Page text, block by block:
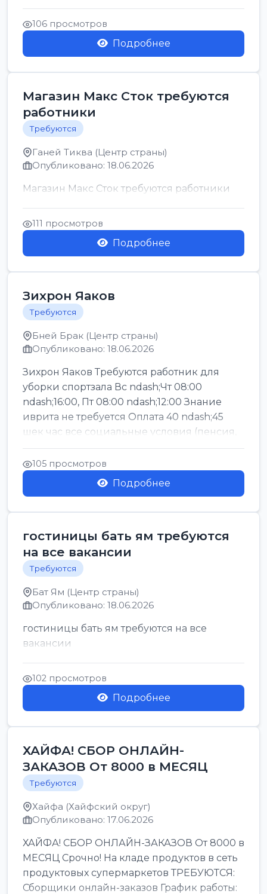
позицию возможна дом...
106 просмотров
Подробнее
Магазин Макс Сток требуются
работники
Требуются
Ганей Тиква (Центр страны)
Опубликовано: 18.06.2026
Магазин Макс Сток требуются работники
111 просмотров
Подробнее
Зихрон Яаков
Требуются
Бней Брак (Центр страны)
Опубликовано: 18.06.2026
Зихрон Яаков Требуются работник для
уборки спортзала Вс ndash;Чт 08:00
ndash;16:00, Пт 08:00 ndash;12:00 Знание
иврита не требуется Оплата 40 ndash;45
шек час все социальные условия (пенсия,
керен ишт...
105 просмотров
Подробнее
гостиницы бать ям требуются
на все вакансии
Требуются
Бат Ям (Центр страны)
Опубликовано: 18.06.2026
гостиницы бать ям требуются на все
вакансии
102 просмотров
Подробнее
ХАЙФА! СБОР ОНЛАЙН-
ЗАКАЗОВ От 8000 в МЕСЯЦ
Требуются
Хайфа (Хайфский округ)
Опубликовано: 17.06.2026
ХАЙФА! СБОР ОНЛАЙН-ЗАКАЗОВ От 8000 в
МЕСЯЦ Срочно! На кладе продуктов в сеть
продуктовых супермаркетов ТРЕБУЮТСЯ:
Сборщики онлайн-заказов График работы: